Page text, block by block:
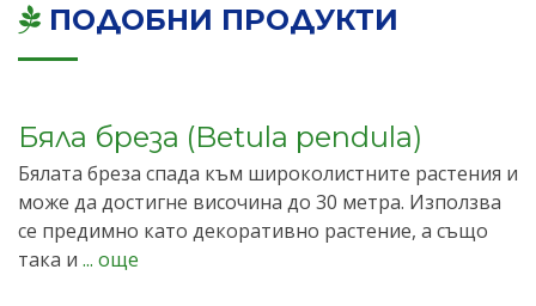
ПОДОБНИ ПРОДУКТИ
Бяла бреза (Betula pendula)
Бялата бреза спада към широколистните растения и
може да достигне височина до 30 метра. Използва
се предимно като декоративно растение, а също
така и ... още